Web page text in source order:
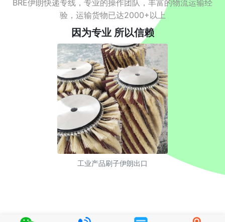
BRE伊朗快递专线，专业的操作团队，丰富的物流运输经
验，运输货物已达2000+以上
因为专业 所以信赖
工业产品刷子伊朗出口